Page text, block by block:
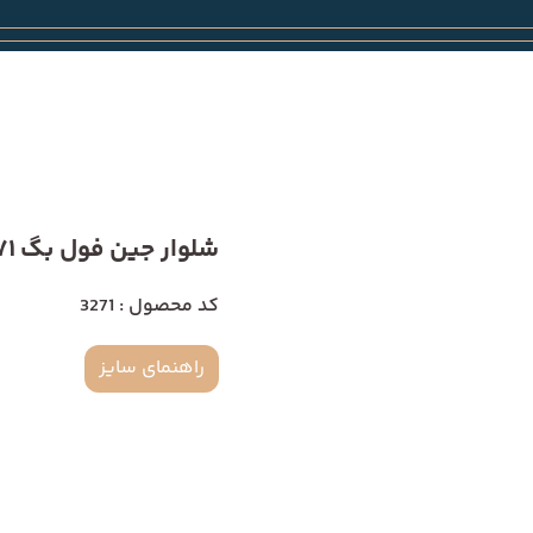
شلوار جین فول بگ 3271
کد محصول : 3271
راهنمای سایز